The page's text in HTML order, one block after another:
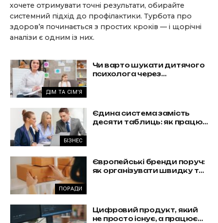
хочете отримувати точні результати, обирайте
системний підхід до профілактики. Турбота про
здоров’я починається з простих кроків — і щорічні
аналізи є одним із них.
ДІМ ТА СІМ'Я
Чи варто шукати дитячого
психолога через
БІЗНЕС
Єдина система замість
десяти таблиць: як працює
ПОРАДИ
Європейські бренди поруч:
як організувати швидку та
Цифровий продукт, який
не просто існує, а працює